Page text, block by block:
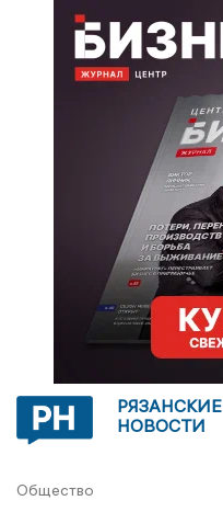
РЯЗАНСКИЕ
НОВОСТИ
Общество